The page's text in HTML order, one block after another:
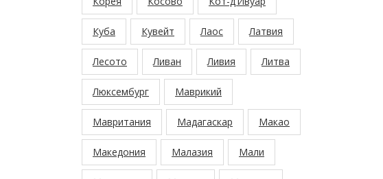
Куба Кувейт Лаос Латвия
Лесото Ливан Ливия Литва
Люксембург Маврикий
Мавритания Мадагаскар Макао
Македония Малазия Мали